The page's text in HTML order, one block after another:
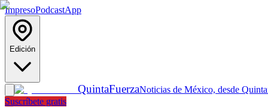
ImpresoPodcastApp
Edición
QuintaFuerzaNoticias de México, desde
Suscríbete gratis